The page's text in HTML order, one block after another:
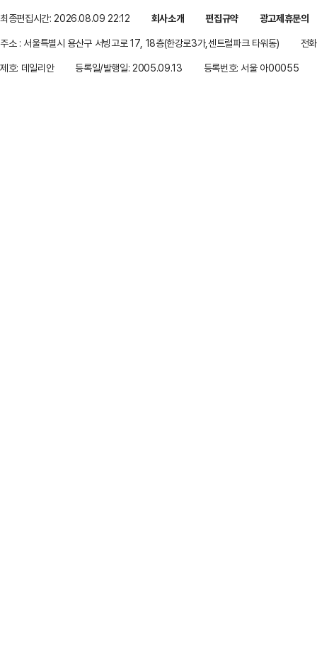
최종편집시간: 2026.08.09 22:12 회사소개 편집규약
광고제휴문의
주소 : 서울특별시 용산구 서빙고로 17, 18층(한강로3가,센트럴파크 타워동)
전
제호: 데일리안
등록일/발행일: 2005.09.13 등록번호: 서울 아00055